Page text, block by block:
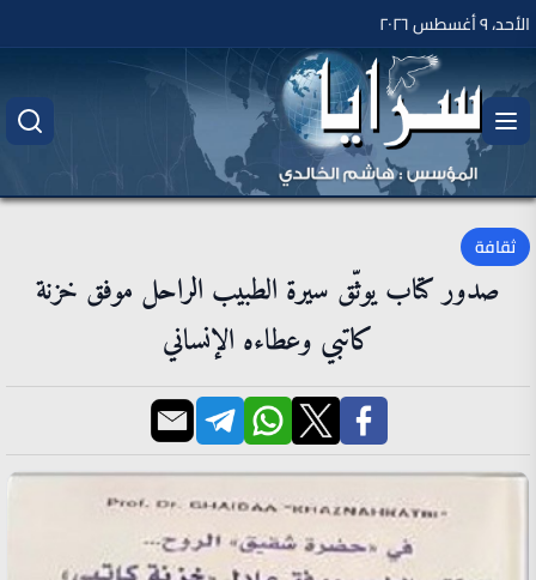
الأحد، ٩ أغسطس ٢٠٢٦
ثقافة
صدور كتاب يوثّق سيرة الطبيب الراحل موفق خزنة
كاتبي وعطاءه الإنساني